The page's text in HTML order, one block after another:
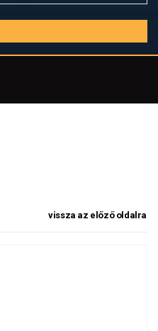
vissza az előző oldalra